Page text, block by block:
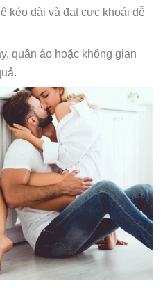
kéo dài và đạt cực khoái dễ
quần áo hoặc không gian